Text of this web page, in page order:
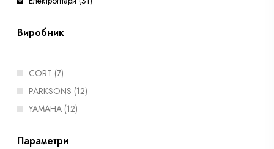
Виробник
CORT (7)
PARKSONS (12)
YAMAHA (12)
Параметри